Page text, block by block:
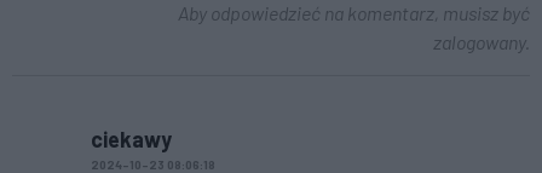
Aby odpowiedzieć na komentarz, musisz być
zalogowany.
ciekawy
2024-10-23 08:06:18